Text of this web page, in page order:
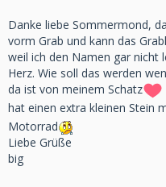
Danke liebe Sommermond,
vorm Grab und kann das
weil ich den Namen gar nicht
Herz. Wie soll das werden
da ist von meinem Schatz
hat einen extra kleinen Stein
Motorrad
Liebe Grüße
big